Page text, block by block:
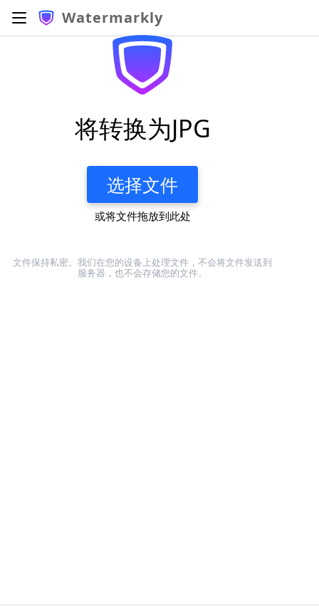
Watermarkly
将转换为JPG
选择文件
或将文件拖放到此处
文件保持私密。我们在您的设备上处理文件，不会将文件发送到
服务器，也不会存储您的文件。